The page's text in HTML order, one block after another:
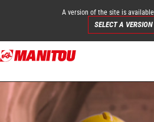
Skip
to
content
A version of the site is
SELECT A VERSION